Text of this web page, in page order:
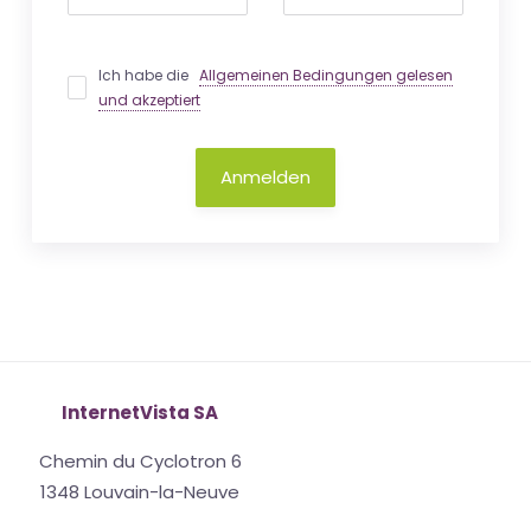
Ich habe dieAllgemeinen Bedingungen gelesen
und akzeptiert
Anmelden
InternetVista SA
Chemin du Cyclotron 6
1348 Louvain-la-Neuve